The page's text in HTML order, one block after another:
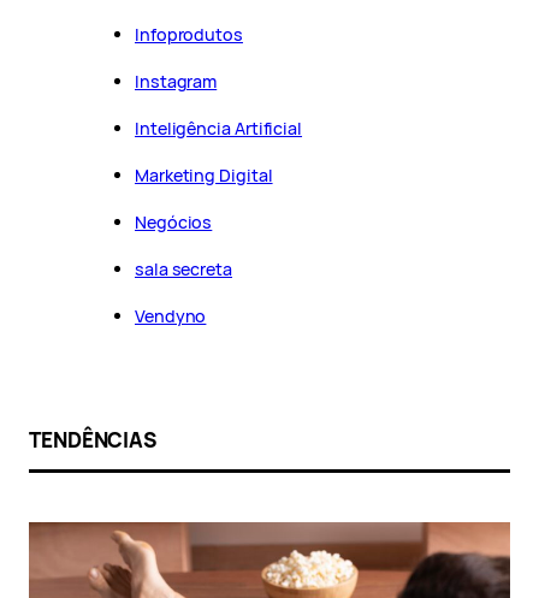
Infoprodutos
Instagram
Inteligência Artificial
Marketing Digital
Negócios
sala secreta
Vendyno
TENDÊNCIAS